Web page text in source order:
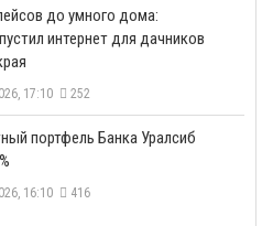
до умного дома:
интернет для дачников
17:10 252
портфель Банка Уралсиб
16:10 416